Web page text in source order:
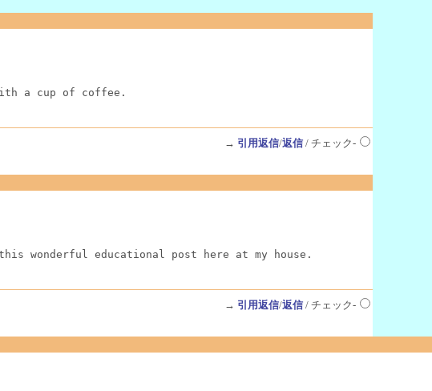
a cup of coffee.
→ 引用返信/返信/ チェック-
wonderful educational post here at my house.
→ 引用返信/返信/ チェック-